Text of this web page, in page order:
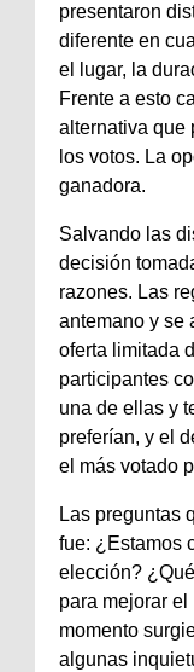
presentaron
diferente en
el lugar, la
Frente a esto
alternativa que
los votos. La
ganadora.
Salvando las
decisión
razones. Las
antemano y se
oferta limitada
participantes
una de ellas y
preferían, y el
el más votado
Las preguntas
fue: ¿Estamos
elección?
para mejorar
momento
algunas